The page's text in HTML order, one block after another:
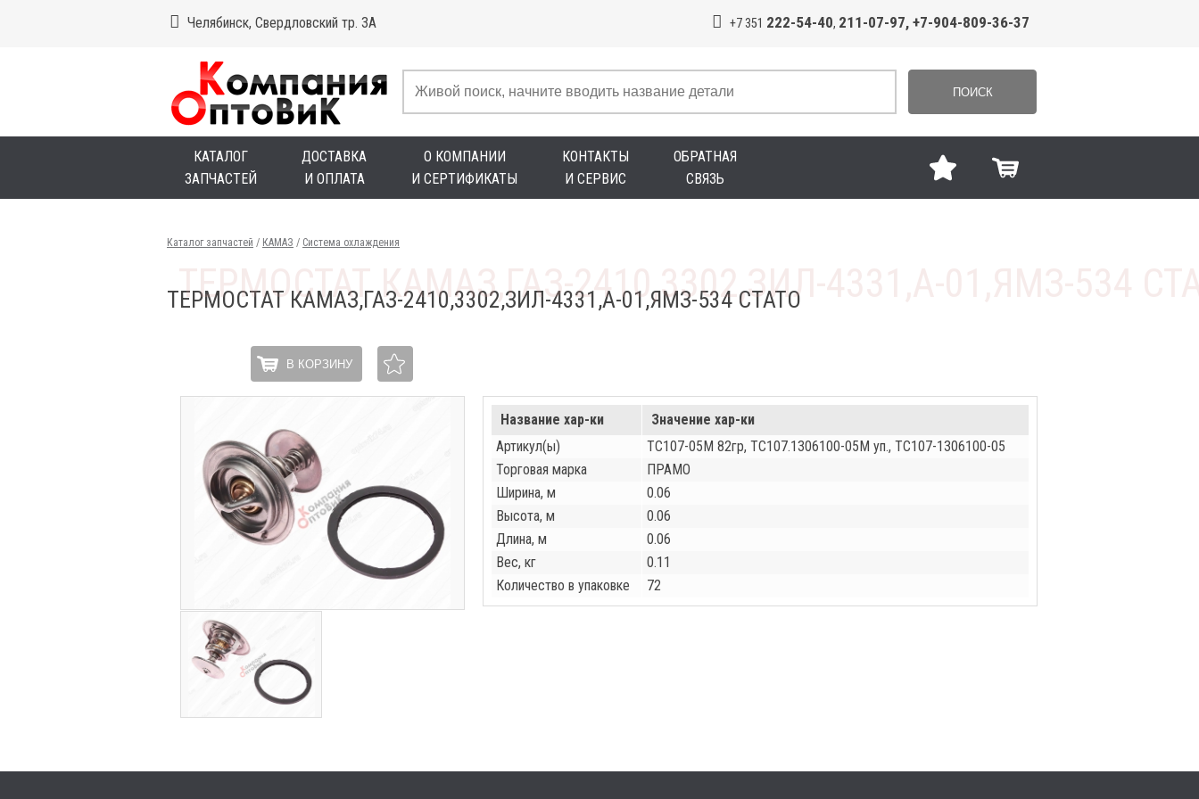
Челябинск, Свердловский тр. 3А +7 351 222-54-40, 211-07-97, +7-904-809-36-37
ПОИСК
КАТАЛОГ
ЗАПЧАСТЕЙ
ДОСТАВКА
И ОПЛАТА
О КОМПАНИИ
И СЕРТИФИКАТЫ
КОНТАКТЫ
И СЕРВИС
ОБРАТНАЯ
СВЯЗЬ
Каталог запчастей / КАМАЗ / Система охлаждения
ТЕРМОСТАТ КАМАЗ,ГАЗ-2410,3302,ЗИЛ-4331,А-01,ЯМЗ-534 СТАТО
В КОРЗИНУ
Название хар-ки
Значение хар-ки
Артикул(ы)
ТС107-05М 82гр, ТС107.1306100-05М уп., ТС107-1306100-05
Торговая марка
ПРАМО
Ширина, м
0.06
Высота, м
0.06
Длина, м
0.06
Вес, кг
0.11
Количество в упаковке
72